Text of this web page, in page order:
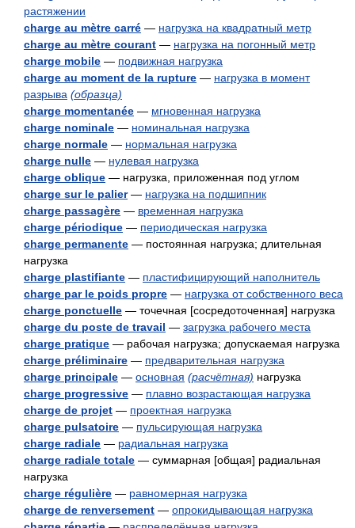
растяжении
charge au mètre carré — нагрузка на квадратный метр
charge au mètre courant — нагрузка на погонный метр
charge mobile — подвижная нагрузка
charge au moment de la rupture — нагрузка в момент
разрыва (образца)
charge momentanée — мгновенная нагрузка
charge nominale — номинальная нагрузка
charge normale — нормальная нагрузка
charge nulle — нулевая нагрузка
charge oblique — нагрузка, приложенная под углом
charge sur le palier — нагрузка на подшипник
charge passagère — временная нагрузка
charge périodique — периодическая нагрузка
charge permanente — постоянная нагрузка; длительная
нагрузка
charge plastifiante — пластифицирующий наполнитель
charge par le poids propre — нагрузка от собственного веса
charge ponctuelle — точечная [сосредоточенная] нагрузка
charge du poste de travail — загрузка рабочего места
charge pratique — рабочая нагрузка; допускаемая нагрузка
charge préliminaire — предварительная нагрузка
charge principale — основная (расчётная) нагрузка
charge progressive — плавно возрастающая нагрузка
charge de projet — проектная нагрузка
charge pulsatoire — пульсирующая нагрузка
charge radiale — радиальная нагрузка
charge radiale totale — суммарная [общая] радиальная
нагрузка
charge régulière — равномерная нагрузка
charge de renversement — опрокидывающая нагрузка